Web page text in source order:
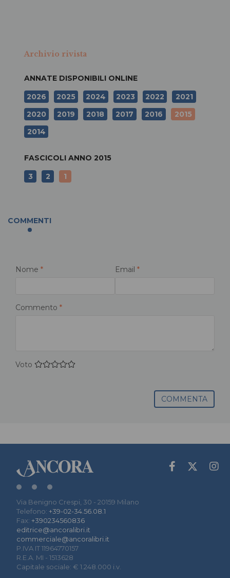
Archivio rivista
ANNATE DISPONIBILI ONLINE
2026
2025 2024 2023 2022
2021
2020
2019 2018 2017 2016
2015
2014
FASCICOLI ANNO 2015
3
2 1
COMMENTI
Nome * Email *
Commento *
Voto
COMMENTA
Via Benigno Crespi, 30 - 20159 Milano
Telefono: +39-02-34.56.08.1
Fax: +390234560836
editrice@ancoralibri.it
commerciale@ancoralibri.it
P.IVA IT 11964770157
R.E.A. MI - 1513628
Capitale sociale: € 1.248.000 i.v.